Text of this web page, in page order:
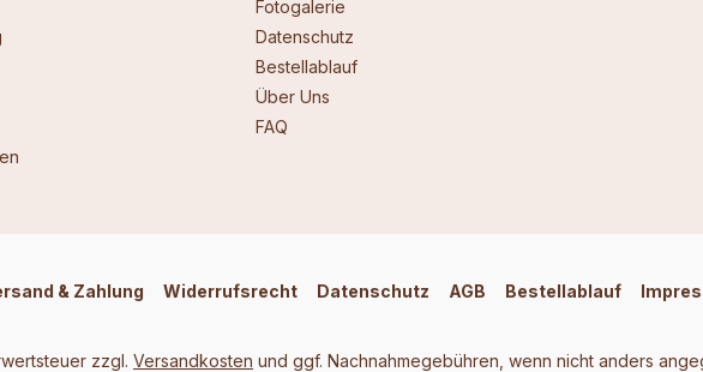
Fotogalerie
Datenschutz
Bestellablauf
Über Uns
FAQ
& Zahlung Widerrufsrecht Datenschutz AGB Bestellablauf
zzgl. Versandkosten und ggf. Nachnahmegebühren, wenn nicht anders